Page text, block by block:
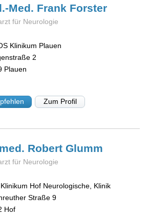
Med. Frank Forster
für Neurologie
Klinikum Plauen
2
Plauen
Zum Profil
RobertGlumm
für Neurologie
Hof Neurologische, Klinik
Straße 9
Hof